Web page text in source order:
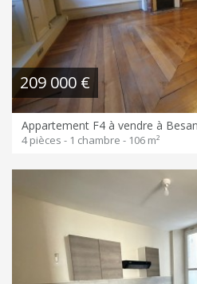
209 000 €
Appartement F4 à vendre à
4 pièces - 1 chambre - 106 m²